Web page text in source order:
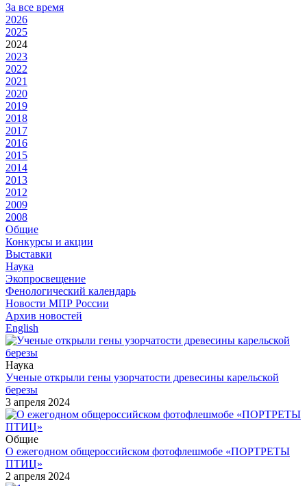
За все время
2026
2025
2024
2023
2022
2021
2020
2019
2018
2017
2016
2015
2014
2013
2012
2009
2008
Общие
Конкурсы и акции
Выставки
Наука
Экопросвещение
Фенологический календарь
Новости МПР России
Архив новостей
English
Наука
Ученые открыли гены узорчатости древесины карельской
березы
3 апреля 2024
Общие
О ежегодном общероссийском фотофлешмобе «ПОРТРЕТЫ
ПТИЦ»
2 апреля 2024